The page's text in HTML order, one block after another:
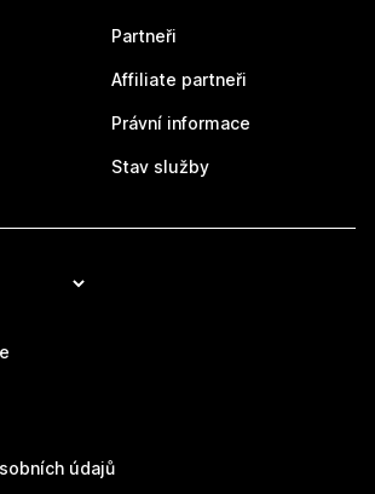
Partneři
Affiliate partneři
Právní informace
Stav služby
údajů